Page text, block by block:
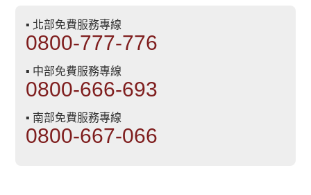
▪ 北部免費服務專線
0800-777-776
▪ 中部免費服務專線
0800-666-693
▪ 南部免費服務專線
0800-667-066